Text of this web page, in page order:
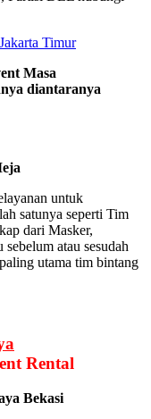
Masa
diantaranya
untuk
satunya seperti Tim
dari Masker,
atau sesudah
utama tim bintang
Rental
Bekasi